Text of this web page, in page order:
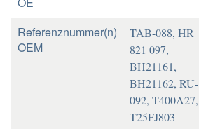
Referenznummer(n)
OEM
TAB-088, HR
821 097,
BH21161,
BH21162, RU-
092, T400A27,
T25FJ803